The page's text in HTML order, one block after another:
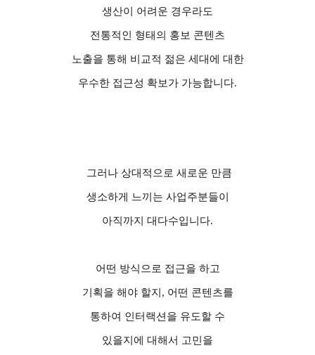
생산이 어려운 경우라도
전통적인 형태의 홍보 콘텐츠
노출을 통해 비교적 젊은 세대에 대한
우수한 접근성 확보가 가능합니다.
그러나 상대적으로 새로운 만큼
생소하게 느끼는 사업주분들이
아직까지 대다수입니다.
어떤 방식으로 접근을 하고
기획을 해야 할지 , 어떤 콘텐츠를
통하여 인터랙션을 유도할 수
있을지에 대해서 고민을